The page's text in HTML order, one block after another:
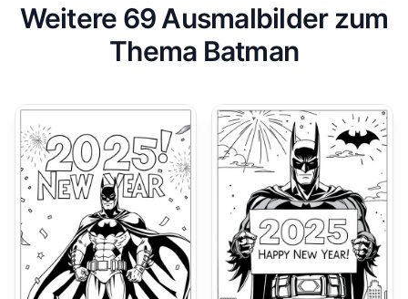
Weitere 69 Ausmalbilder zum
Thema Batman